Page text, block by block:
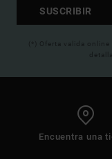
SUSCRIBIR
(*) Oferta valida
Encuentra una